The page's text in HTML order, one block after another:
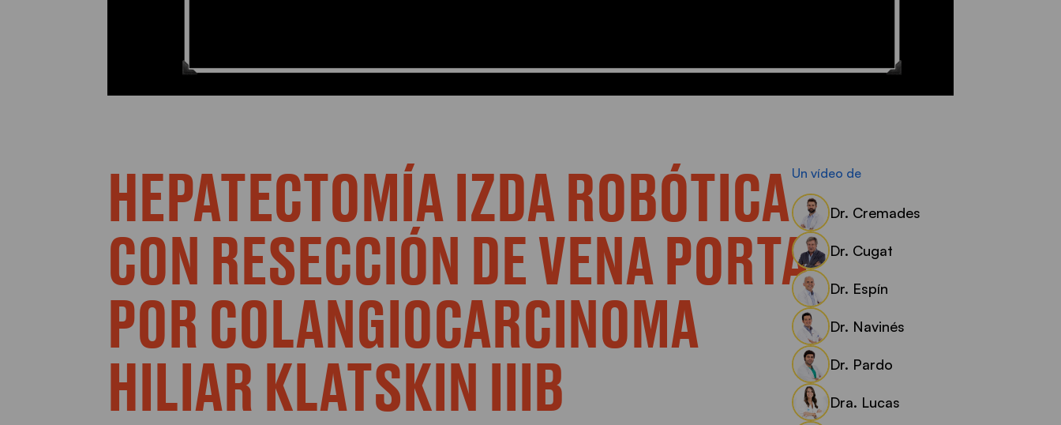
Un vídeo de
Dr. Cremades
Dr. Cugat
Dr. Espín
Dr. Navinés
Dr. Pardo
Dra. Lucas
HEPATECTOMÍA IZDA ROBÓTICA
CON RESECCIÓN DE VENA PORTA
POR COLANGIOCARCINOMA
HILIAR KLATSKIN IIIB